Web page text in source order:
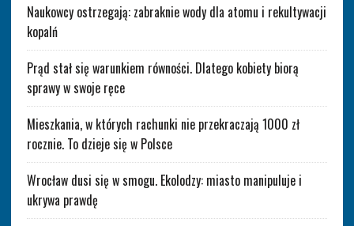
Naukowcy ostrzegają: zabraknie wody dla atomu i rekultywacji
kopalń
Prąd stał się warunkiem równości. Dlatego kobiety biorą
sprawy w swoje ręce
Mieszkania, w których rachunki nie przekraczają 1000 zł
rocznie. To dzieje się w Polsce
Wrocław dusi się w smogu. Ekolodzy: miasto manipuluje i
ukrywa prawdę